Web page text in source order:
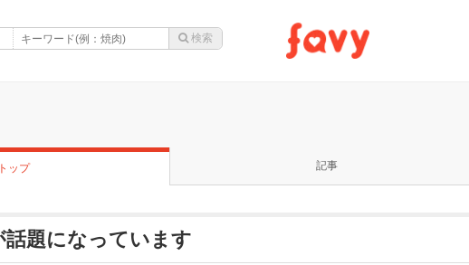
トップ 記事
話題になっています